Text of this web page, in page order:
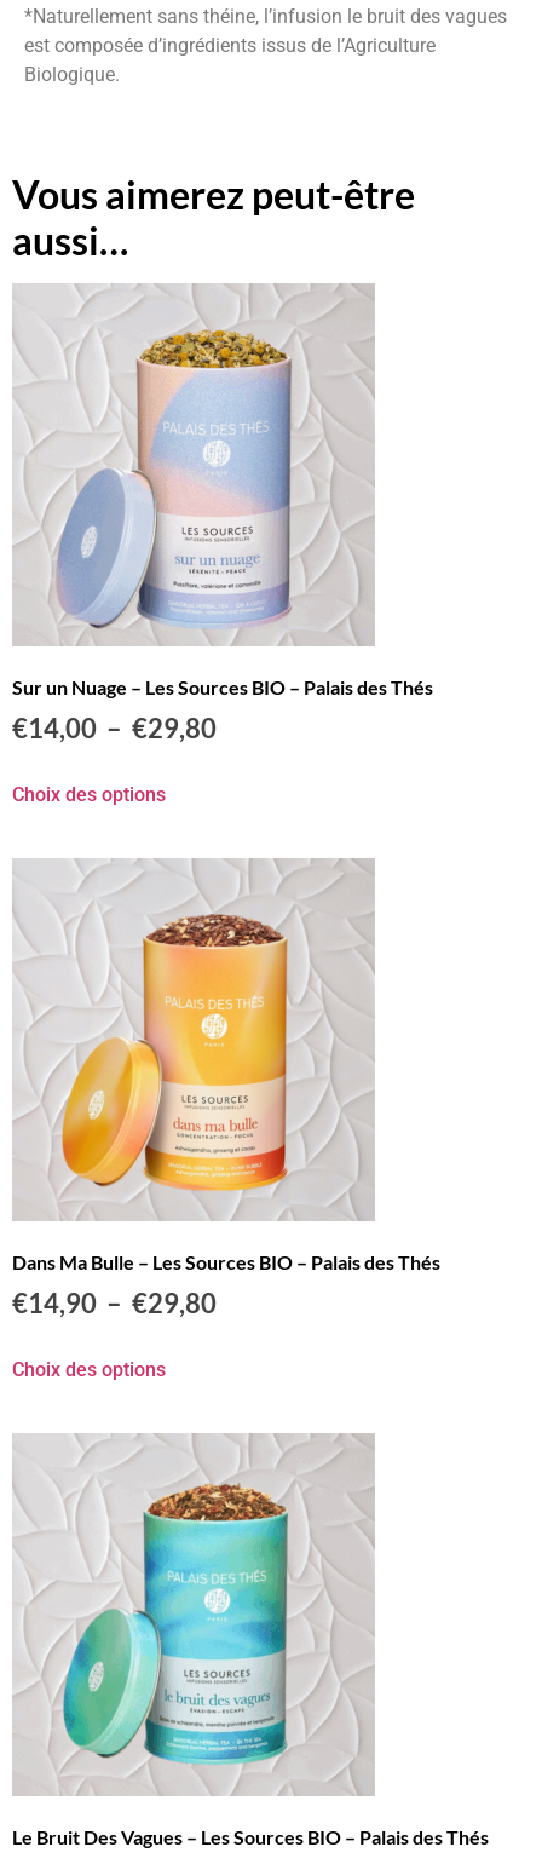
*Naturellement sans théine, l’infusion le bruit des vagues
est composée d’ingrédients issus de l’Agriculture
Biologique.
Vous aimerez peut-être
aussi…
Sur un Nuage – Les Sources BIO – Palais des Thés
€14,00 – €29,80
Choix des options
Dans Ma Bulle – Les Sources BIO – Palais des Thés
€14,90 – €29,80
Choix des options
Le Bruit Des Vagues – Les Sources BIO – Palais des Thés